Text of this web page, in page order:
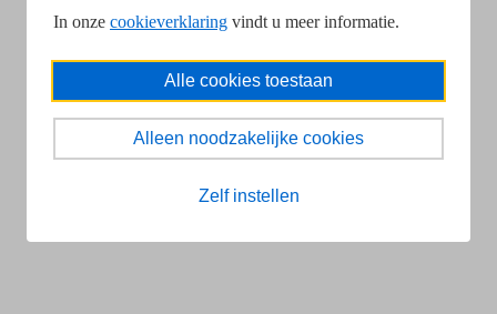
In onze cookieverklaring vindt u meer informatie.
Alle cookies toestaan
Alleen noodzakelijke cookies
Zelf instellen